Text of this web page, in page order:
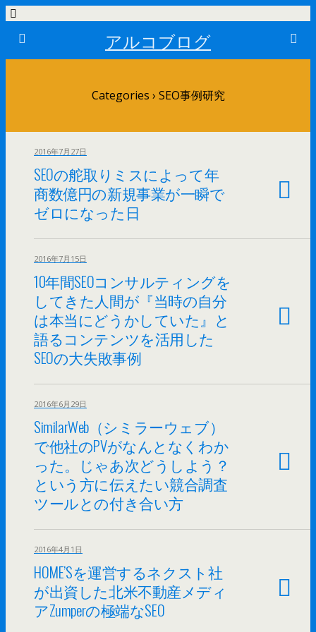
アルコブログ
Categories › SEO事例研究
2016年7月27日
SEOの舵取りミスによって年
商数億円の新規事業が一瞬で
ゼロになった日
2016年7月15日
10年間SEOコンサルティングを
してきた人間が『当時の自分
は本当にどうかしていた』と
語るコンテンツを活用した
SEOの大失敗事例
2016年6月29日
SimilarWeb（シミラーウェブ）
で他社のPVがなんとなくわか
った。じゃあ次どうしよう？
という方に伝えたい競合調査
ツールとの付き合い方
2016年4月1日
HOME’Sを運営するネクスト社
が出資した北米不動産メディ
アZumperの極端なSEO